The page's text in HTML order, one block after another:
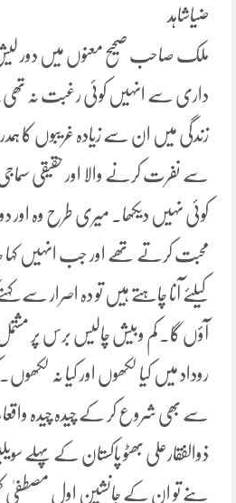
ضیاشاہد
ملک صاحب صحیح معنوں میں دور
داری سے انہیں کوئی رغبت نہ
زندگی میں ان سے زیادہ غریبوں کا
سے نفرت کرنے والا اور حقیقی
کوئی نہیں دیکھا۔ میری طرح وہ اور
محبت کرتے تھے اور جب انہیں کہا
کیلئے آنا چاہتے ہیں تو دہ اصرار سے
آؤں گا۔ کم وبیش چالیس برس پر
روداد میں کیا لکھوں اور کیا نہ
سے بھی شروع کر کے چیدہ چیدہ
ذوالفقارعلی بھٹو پاکستان کے پہلے
بنے تو ان کے جانشین اول مصطفیٰ کھر